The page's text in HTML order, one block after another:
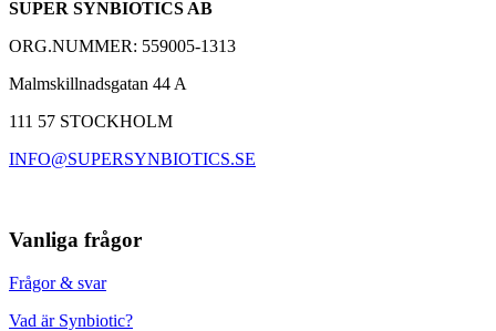
SUPER SYNBIOTICS AB
ORG.NUMMER: 559005-1313
Malmskillnadsgatan 44 A
111 57 STOCKHOLM
INFO@SUPERSYNBIOTICS.SE
Vanliga frågor
Frågor & svar
Vad är Synbiotic?